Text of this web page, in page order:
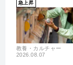
急上昇
教養・カルチャー
2026.08.07